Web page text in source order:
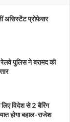
असिस्टेंट प्रोफेसर
पुलिस ने बरामद की
विदेश से 2 बैरिंग
होगा बहाल-राजेश